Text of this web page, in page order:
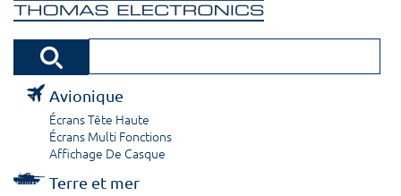
Avionique
Écrans Tête Haute
Écrans Multi Fonctions
Affichage De Casque
Terre et mer